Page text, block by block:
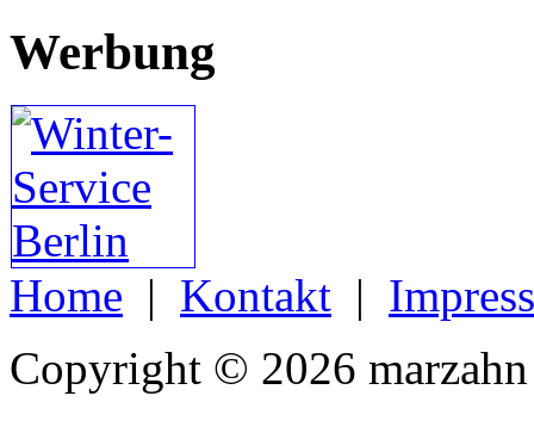
Werbung
Home | Kontakt |
Copyright © 2026